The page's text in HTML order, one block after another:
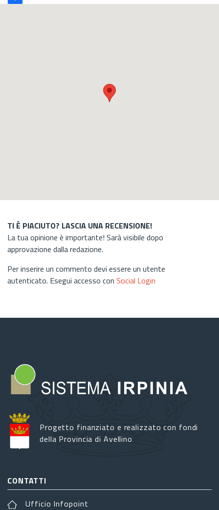
GEO
TI È PIACIUTO? LASCIA UNA RECENSIONE!
La tua opinione è importante! Sarà visibile dopo
approvazione dalla redazione.
Per inserire un commento devi essere un utente
autenticato. Esegui accesso con Social Login
Progetto finanziato e realizzato con fondi
della Provincia di Avellino
CONTATTI
Ufficio Infopoint